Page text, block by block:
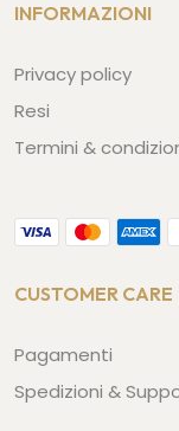
INFORMAZIONI
Privacy policy
Resi
Termini &
CUSTOMER CARE
Pagamenti
Spedizioni &